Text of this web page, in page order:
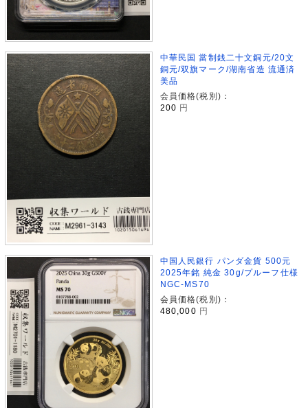
中華民国 當制銭二十文銅元/20文
銅元/双旗マーク/湖南省造 流通済
美品
会員価格(税別)：
200 円
中国人民銀行 パンダ金貨 500元
2025年銘 純金 30g/プルーフ仕様
NGC-MS70
会員価格(税別)：
480,000 円